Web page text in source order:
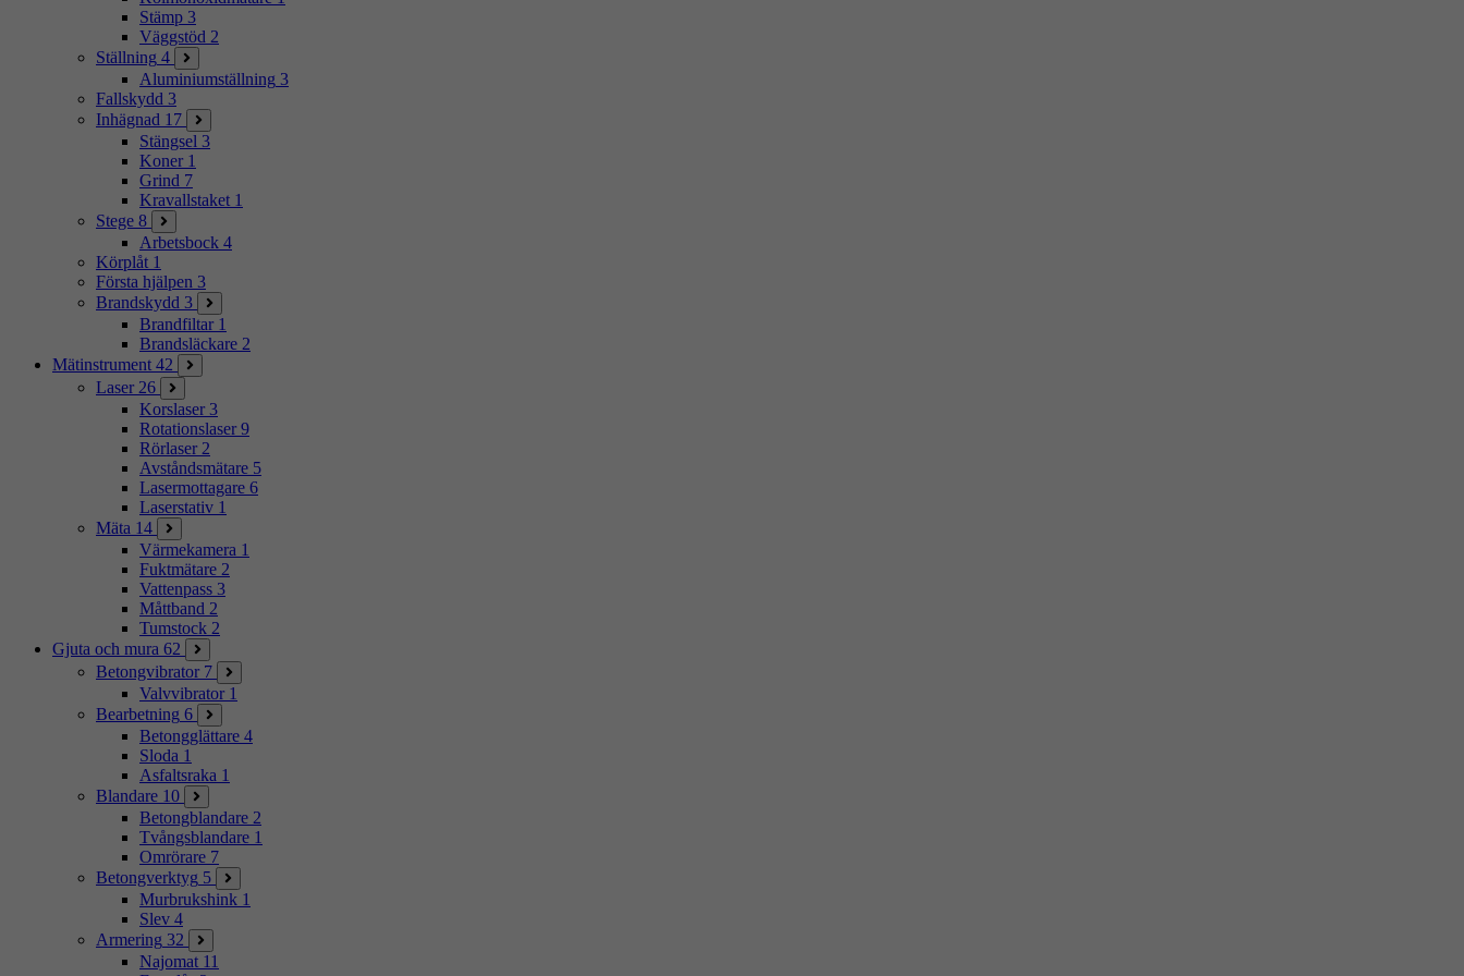
Stämp 3
Väggstöd 2
Ställning 4
Aluminiumställning 3
Fallskydd 3
Inhägnad 17
Stängsel 3
Koner 1
Grind 7
Kravallstaket 1
Stege 8
Arbetsbock 4
Körplåt 1
Första hjälpen 3
Brandskydd 3
Brandfiltar 1
Brandsläckare 2
Mätinstrument 42
Laser 26
Korslaser 3
Rotationslaser 9
Rörlaser 2
Avståndsmätare 5
Lasermottagare 6
Laserstativ 1
Mäta 14
Värmekamera 1
Fuktmätare 2
Vattenpass 3
Måttband 2
Tumstock 2
Gjuta och mura 62
Betongvibrator 7
Valvvibrator 1
Bearbetning 6
Betongglättare 4
Sloda 1
Asfaltsraka 1
Blandare 10
Betongblandare 2
Tvångsblandare 1
Omrörare 7
Betongverktyg 5
Murbrukshink 1
Slev 4
Armering 32
Najomat 11